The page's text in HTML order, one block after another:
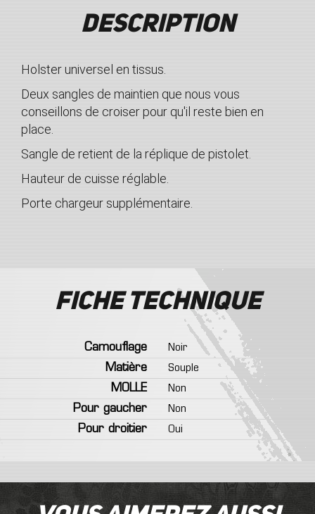
Description
Holster universel en tissus.
Deux sangles de maintien que nous vous
conseillons de croiser pour qu'il reste bien en
place.
Sangle de retient de la réplique de pistolet.
Hauteur de cuisse réglable.
Porte chargeur suppl émentaire.
Fiche technique
Camouflage
Noir
Matière
Souple
MOLLE
Non
Pour gaucher
Non
Pour droitier
Oui